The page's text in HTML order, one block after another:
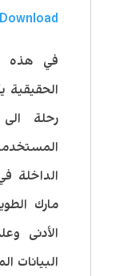
Download
في هذه
الحقيقية
رحلة الى
الداخلة
مارك
الأدنى
البيانات